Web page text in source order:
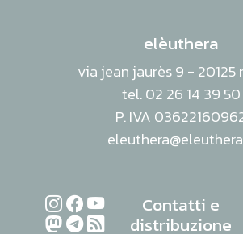
elèuthera
via jean jaurès 9 - 20125
tel. 02 26 14 39 50
P. IVA
Contatti e
distribuzione